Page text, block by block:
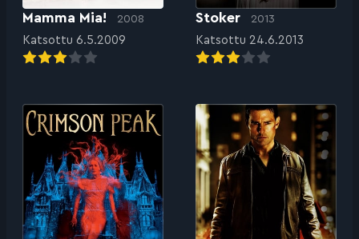
Mamma Mia! 2008
Katsottu 6.5.2009
Stoker 2013
Katsottu 24.6.2013